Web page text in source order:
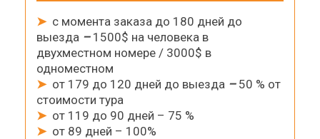
➤ с момента заказа до 180 дней до
выезда – 1500$ на человека в
двухместном номере / 3000$ в
одноместном
➤ от 179 до 120 дней до выезда – 50 % от
стоимости тура
➤ от 119 до 90 дней – 75 %
➤ от 89 дней – 100%